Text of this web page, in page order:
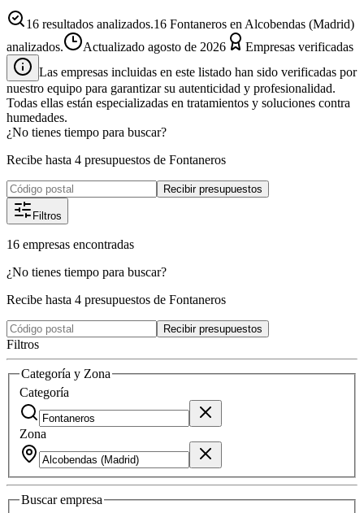
16 resultados analizados.16 Fontaneros en Alcobendas (Madrid)
analizados.
Actualizado agosto de 2026
Empresas verificadas
Las empresas incluidas en este listado han sido verificadas por
nuestro equipo para garantizar su autenticidad y profesionalidad.
Todas ellas están especializadas en tratamientos y soluciones contra
humedades.
¿No tienes tiempo para buscar?
Recibe hasta 4 presupuestos de Fontaneros
Recibir presupuestos
Filtros
16 empresas encontradas
¿No tienes tiempo para buscar?
Recibe hasta 4 presupuestos de Fontaneros
Recibir presupuestos
Filtros
Categoría y Zona
Categoría
Zona
Buscarempresa